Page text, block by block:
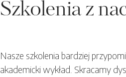
Szkolenia z
Nasze szkolenia bardziej
akademicki wykład. Skracamy